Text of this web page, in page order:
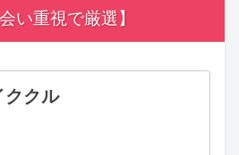
い重視で厳選】
ククル